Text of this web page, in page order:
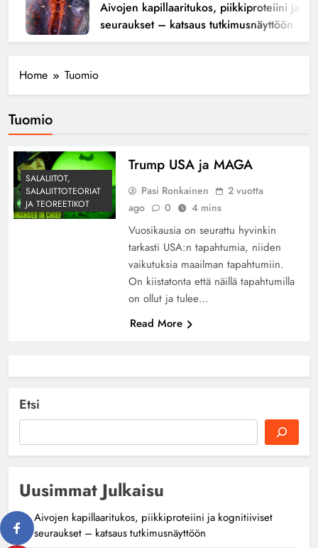
Aivojen kapillaaritukos, piikkiproteiini ja
seuraukset – katsaus tutkimusnäyttöön
Home Tuomio
Tuomio
SALALIITOT,
SALALIITTOTEORIAT
JA TEOREETIKOT
Trump USA ja MAGA
Pasi Ronkainen
2 vuotta
ago
0 4 mins
Vuosikausia on seurattu hyvinkin
tarkasti USA:n tapahtumia, niiden
vaikutuksia maailman tapahtumiin.
On kiistatonta että näillä tapahtumilla
on ollut ja tulee…
Read More
Etsi
Uusimmat Julkaisu
Aivojen kapillaaritukos, piikkiproteiini ja kognitiiviset
seuraukset – katsaus tutkimusnäyttöön